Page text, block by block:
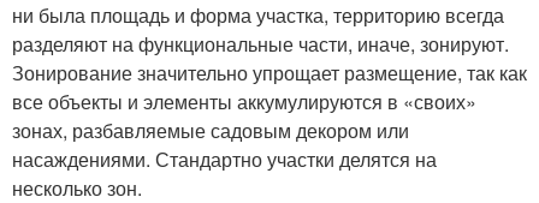
ни была площадь и форма участка, территорию всегда
разделяют на функциональные части, иначе, зонируют.
Зонирование значительно упрощает размещение, так как
все объекты и элементы аккумулируются в «своих»
зонах, разбавляемые садовым декором или
насаждениями. Стандартно участки делятся на
несколько зон.